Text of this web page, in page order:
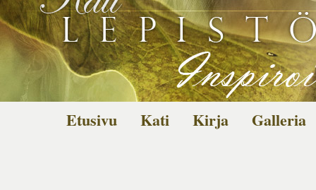
Etusivu Kati Kirja Galleria